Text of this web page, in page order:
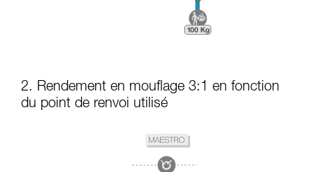
2. Rendement en mouflage 3:1 en fonction
du point de renvoi utilisé